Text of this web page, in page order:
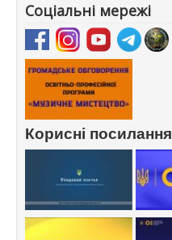
Соціальні мережі
Корисні посилання